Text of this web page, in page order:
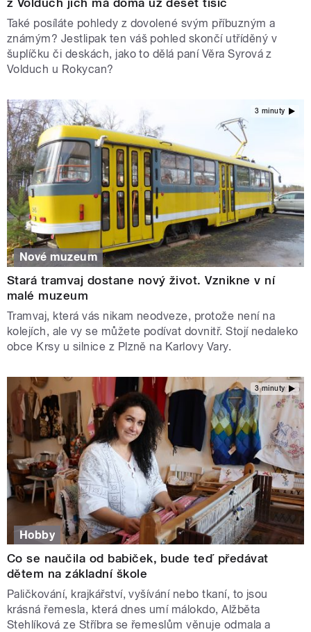
z Volduch jich má doma už deset tisíc
Také posíláte pohledy z dovolené svým příbuzným a
známým? Jestlipak ten váš pohled skončí utříděný v
šuplíčku či deskách, jako to dělá paní Věra Syrová z
Volduch u Rokycan?
3 minuty
Nové muzeum
Stará tramvaj dostane nový život. Vznikne v ní
malé muzeum
Tramvaj, která vás nikam neodveze, protože není na
kolejích, ale vy se můžete podívat dovnitř. Stojí nedaleko
obce Krsy u silnice z Plzně na Karlovy Vary.
3 minuty
Hobby
Co se naučila od babiček, bude teď předávat
dětem na základní škole
Paličkování, krajkářství, vyšívání nebo tkaní, to jsou
krásná řemesla, která dnes umí málokdo, Alžběta
Stehlíková ze Stříbra se řemeslům věnuje odmala a